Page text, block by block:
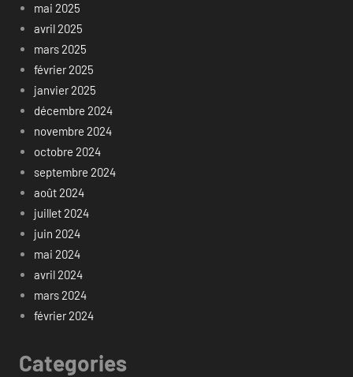
mai 2025
avril 2025
mars 2025
février 2025
janvier 2025
décembre 2024
novembre 2024
octobre 2024
septembre 2024
août 2024
juillet 2024
juin 2024
mai 2024
avril 2024
mars 2024
février 2024
Categories